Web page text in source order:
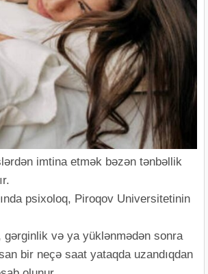
imtina etmək bəzən tənbəllik
psixoloq, Piroqov Universitetinin
və ya yüklənmədən sonra
bir neçə saat yataqda uzandıqdan